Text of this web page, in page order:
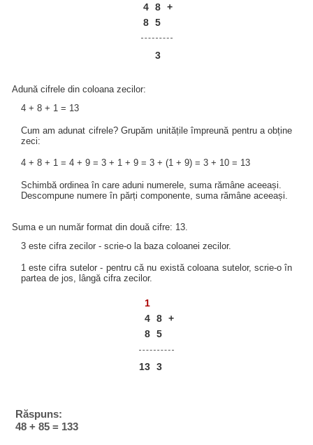
4 8 +
8 5
3
Adună cifrele din coloana zecilor:
4 + 8 + 1 = 13
Cum am adunat cifrele? Grupăm unitățile împreună pentru a obține
zeci:
4 + 8 + 1 = 4 + 9 = 3 + 1 + 9 = 3 + (1 + 9) = 3 + 10 = 13
Schimbă ordinea în care aduni numerele, suma rămâne aceeași.
Descompune numere în părți componente, suma rămâne aceeași.
Suma e un număr format din două cifre: 13.
3 este cifra zecilor - scrie-o la baza coloanei zecilor.
1 este cifra sutelor - pentru că nu există coloana sutelor, scrie-o în
partea de jos, lângă cifra zecilor.
1
4 8 +
8 5
13 3
Răspuns:
48 + 85 = 133